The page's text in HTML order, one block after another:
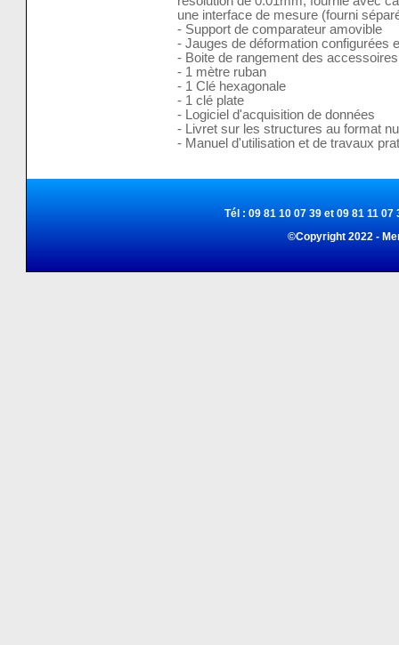
une interface de mesure (fourni
- Support de comparateur amovible
- Jauges de déformation configurées
- Boite de rangement des accessoires
- 1 mètre ruban
- 1 Clé hexagonale
- 1 clé plate
- Logiciel d'acquisition de données
- Livret sur les structures au format
- Manuel d'utilisation et de travaux
Tél : 09 81 10 07 39 et 09 81 11
©Copyright 2022 -